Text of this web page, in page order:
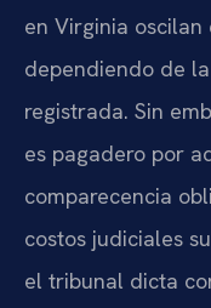
en Virginia
dependiendo de
registrada. Sin
es pagadero por
comparecencia
costos judiciales
el tribunal dicta